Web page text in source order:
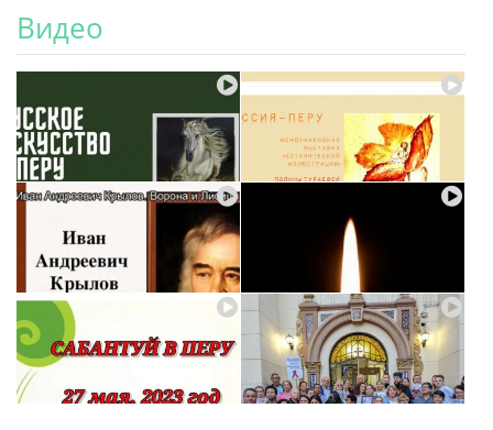
Видео